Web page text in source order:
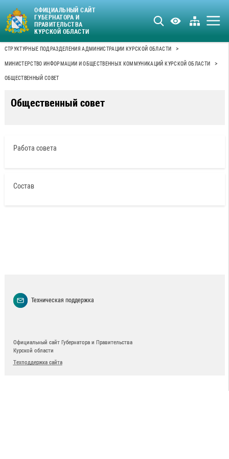
ОФИЦИАЛЬНЫЙ САЙТ
ГУБЕРНАТОРА И
ПРАВИТЕЛЬСТВА
КУРСКОЙ ОБЛАСТИ
СТРУКТУРНЫЕ ПОДРАЗДЕЛЕНИЯ АДМИНИСТРАЦИИ КУРСКОЙ ОБЛАСТИ >
МИНИСТЕРСТВО ИНФОРМАЦИИ И ОБЩЕСТВЕННЫХ КОММУНИКАЦИЙ КУРСКОЙ ОБЛАСТИ >
ОБЩЕСТВЕННЫЙ СОВЕТ
Общественный совет
Работа совета
Состав
Техническая поддержка
Официальный сайт Губернатора и Правительства
Курской области
Техподдержка сайта